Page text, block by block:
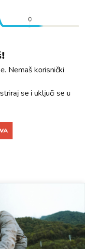
0
Nemaš korisnički
se i uključi se u